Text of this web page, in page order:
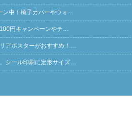
中！椅子カバーやウォ…
円キャンペーンやチ…
アポスターがおすすめ！…
シール印刷に定形サイズ…